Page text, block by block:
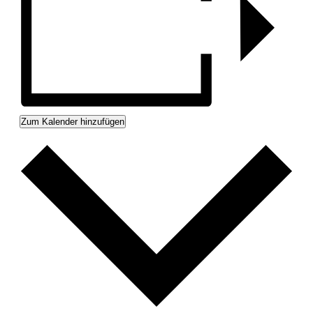
Zum Kalender hinzufügen